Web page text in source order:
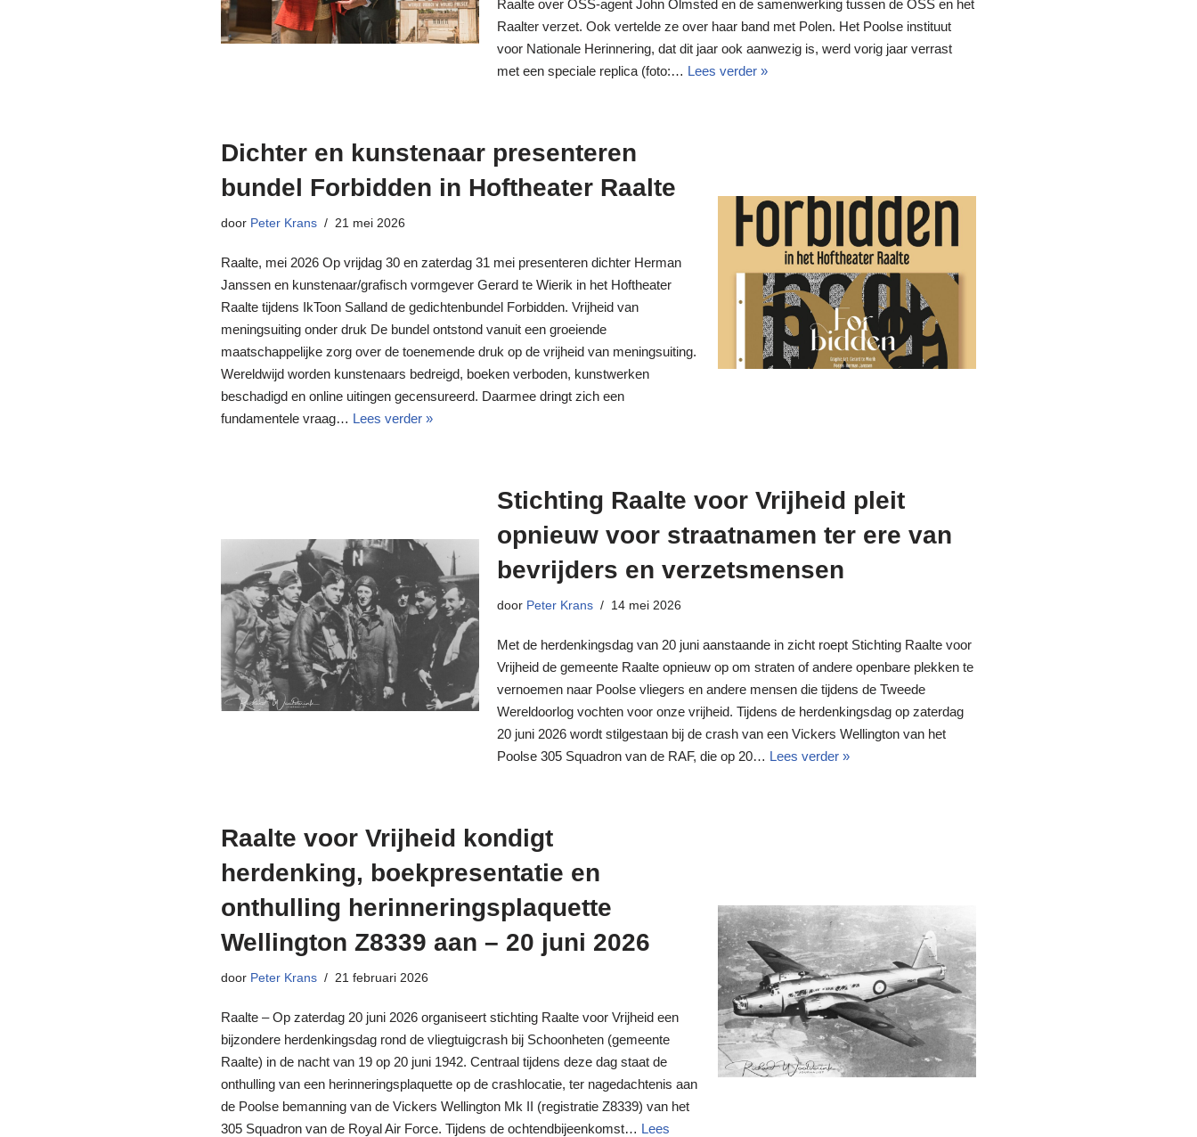
Raalte over OSS-agent John Olmsted en de samenwerking tussen de OSS en het
Raalter verzet. Ook vertelde ze over haar band met Polen. Het Poolse instituut
voor Nationale Herinnering, dat dit jaar ook aanwezig is, werd vorig jaar verrast
met een speciale replica (foto:… Lees verder »
Dichter en kunstenaar presenteren
bundel Forbidden in Hoftheater Raalte
door Peter Krans 21 mei 2026
Raalte, mei 2026 Op vrijdag 30 en zaterdag 31 mei presenteren dichter Herman
Janssen en kunstenaar/grafisch vormgever Gerard te Wierik in het Hoftheater
Raalte tijdens IkToon Salland de gedichtenbundel Forbidden. Vrijheid van
meningsuiting onder druk De bundel ontstond vanuit een groeiende
maatschappelijke zorg over de toenemende druk op de vrijheid van meningsuiting.
Wereldwijd worden kunstenaars bedreigd, boeken verboden, kunstwerken
beschadigd en online uitingen gecensureerd. Daarmee dringt zich een
fundamentele vraag… Lees verder »
Stichting Raalte voor Vrijheid pleit
opnieuw voor straatnamen ter ere van
bevrijders en verzetsmensen
door Peter Krans 14 mei 2026
Met de herdenkingsdag van 20 juni aanstaande in zicht roept Stichting Raalte voor
Vrijheid de gemeente Raalte opnieuw op om straten of andere openbare plekken te
vernoemen naar Poolse vliegers en andere mensen die tijdens de Tweede
Wereldoorlog vochten voor onze vrijheid. Tijdens de herdenkingsdag op zaterdag
20 juni 2026 wordt stilgestaan bij de crash van een Vickers Wellington van het
Poolse 305 Squadron van de RAF, die op 20… Lees verder »
Raalte voor Vrijheid kondigt
herdenking, boekpresentatie en
onthulling herinneringsplaquette
Wellington Z8339 aan – 20 juni 2026
door Peter Krans 21 februari 2026
Raalte – Op zaterdag 20 juni 2026 organiseert stichting Raalte voor Vrijheid een
bijzondere herdenkingsdag rond de vliegtuigcrash bij Schoonheten (gemeente
Raalte) in de nacht van 19 op 20 juni 1942. Centraal tijdens deze dag staat de
onthulling van een herinneringsplaquette op de crashlocatie, ter nagedachtenis aan
de Poolse bemanning van de Vickers Wellington Mk II (registratie Z8339) van het
305 Squadron van de Royal Air Force. Tijdens de ochtendbijeenkomst… Lees